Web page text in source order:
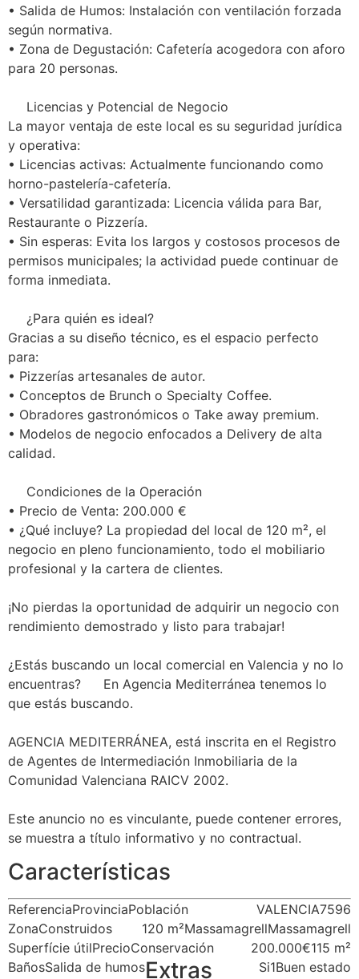
• Salida de Humos: Instalación con ventilación forzada
según normativa.
• Zona de Degustación: Cafetería acogedora con aforo
para 20 personas.
Licencias y Potencial de Negocio
La mayor ventaja de este local es su seguridad jurídica
y operativa:
• Licencias activas: Actualmente funcionando como
horno-pastelería-cafetería.
• Versatilidad garantizada: Licencia válida para Bar,
Restaurante o Pizzería.
• Sin esperas: Evita los largos y costosos procesos de
permisos municipales; la actividad puede continuar de
forma inmediata.
¿Para quién es ideal?
Gracias a su diseño técnico, es el espacio perfecto
para:
• Pizzerías artesanales de autor.
• Conceptos de Brunch o Specialty Coffee.
• Obradores gastronómicos o Take away premium.
• Modelos de negocio enfocados a Delivery de alta
calidad.
Condiciones de la Operación
• Precio de Venta: 200.000 €
• ¿Qué incluye? La propiedad del local de 120 m², el
negocio en pleno funcionamiento, todo el mobiliario
profesional y la cartera de clientes.
¡No pierdas la oportunidad de adquirir un negocio con
rendimiento demostrado y listo para trabajar!
¿Estás buscando un local comercial en Valencia y no lo
encuentras?
En Agencia Mediterránea tenemos lo
que estás buscando.
AGENCIA MEDITERRÁNEA, está inscrita en el Registro
de Agentes de Intermediación Inmobiliaria de la
Comunidad Valenciana RAICV 2002.
Este anuncio no es vinculante, puede contener errores,
se muestra a título informativo y no contractual.
Características
Referencia 7596
Provincia VALENCIA
Población
Massamagrell
Zona Massamagrell
Construidos
120 m²
Superfície útil
115 m²
Precio 200.000€
Conservación
Buen estado
Baños 1
Salida de humos Si
Extras